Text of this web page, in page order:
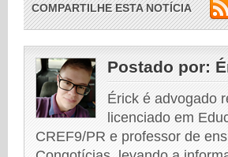
COMPARTILHE ESTA NOTÍCIA
Postado por:
Érick é advogado
licenciado em
CREF9/PR e professor de